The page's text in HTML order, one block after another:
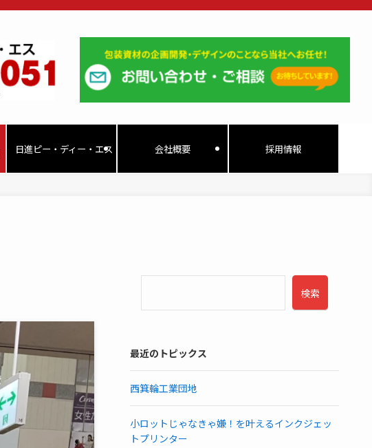
日進ピー・ディー・エス 会社概要 採用情報
検索
最近のトピックス
西箕輪工業団地
小ロットじゃなきゃ嫌！を叶えるインクジェッ
トプリンター